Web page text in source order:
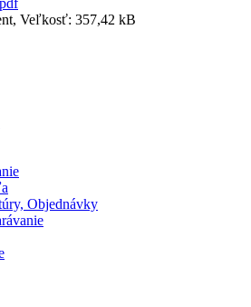
Veľkosť: 357,42 kB
Objednávky